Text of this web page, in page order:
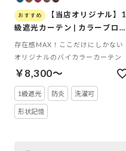
【当店オリジナル】1
級遮光カーテン | カラーブロッ
存在感MAX！ここだけにしかない
オリジナルのバイカラーカーテン
￥8,300～
1級遮光 防炎 洗濯可
形状記憶